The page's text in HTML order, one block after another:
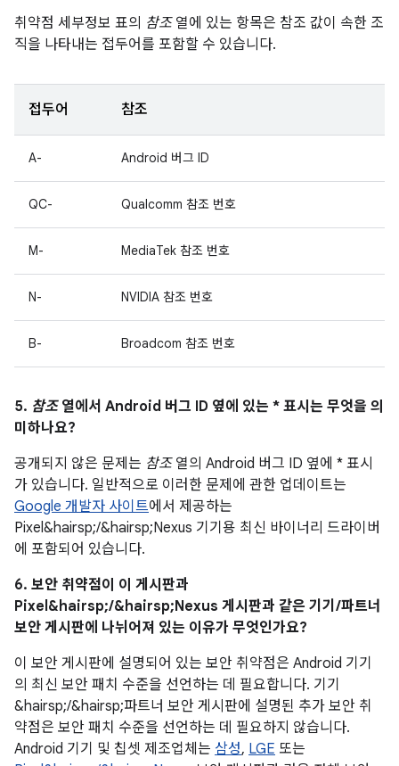
취약점 세부정보 표의 참조열에 있는 항목은 참조 값이 속한 조
직을 나타내는 접두어를 포함할 수 있습니다.
접두어 참조
A- Android 버그 ID
QC- Qualcomm 참조 번호
M- MediaTek 참조 번호
N- NVIDIA 참조 번호
B- Broadcom 참조 번호
5. 참조열에서 Android 버그 ID 옆에 있는 * 표시는 무엇을 의
미하나요?
공개되지 않은 문제는 참조열의 Android 버그 ID 옆에 * 표시
가 있습니다. 일반적으로 이러한 문제에 관한 업데이트는
Google 개발자 사이트에서 제공하는
Pixel&hairsp;/&hairsp;Nexus 기기용 최신 바이너리 드라이버
에 포함되어 있습니다.
6. 보안 취약점이 이 게시판과
Pixel&hairsp;/&hairsp;Nexus 게시판과 같은 기기/파트너
보안 게시판에 나뉘어져 있는 이유가 무엇인가요?
이 보안 게시판에 설명되어 있는 보안 취약점은 Android 기기
의 최신 보안 패치 수준을 선언하는 데 필요합니다. 기기
&hairsp;/&hairsp;파트너 보안 게시판에 설명된 추가 보안 취
약점은 보안 패치 수준을 선언하는 데 필요하지 않습니다.
Android 기기 및 칩셋 제조업체는 삼성, LGE 또는